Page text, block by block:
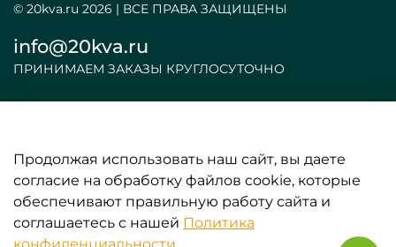
ООО «АКБ и ИБП»
© 20kva.ru 2026 | ВСЕ ПРАВА ЗАЩИЩЕНЫ
info@20kva.ru
ПРИНИМАЕМ ЗАКАЗЫ КРУГЛОСУТОЧНО
Продолжая использовать наш сайт, вы даете
согласие на обработку файлов cookie, которые
обеспечивают правильную работу сайта и
соглашаетесь с нашей Политика